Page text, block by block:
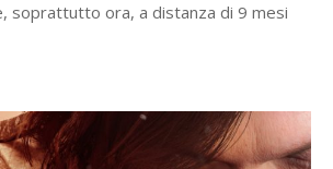
soprattutto ora, a distanza di 9 mesi